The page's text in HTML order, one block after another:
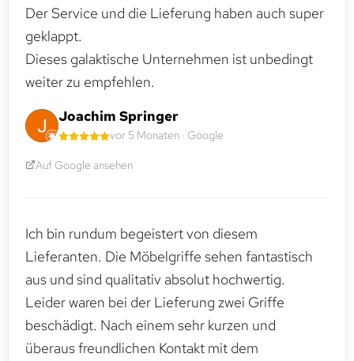
Der Service und die Lieferung haben auch super
geklappt.
Dieses galaktische Unternehmen ist unbedingt
weiter zu empfehlen.
Joachim Springer
vor 5 Monaten · Google
Auf Google ansehen
Ich bin rundum begeistert von diesem
Lieferanten. Die Möbelgriffe sehen fantastisch
aus und sind qualitativ absolut hochwertig.
Leider waren bei der Lieferung zwei Griffe
beschädigt. Nach einem sehr kurzen und
überaus freundlichen Kontakt mit dem